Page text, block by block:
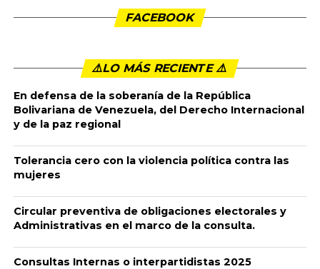
FACEBOOK
⚠️LO MÁS RECIENTE ⚠️️
En defensa de la soberanía de la República
Bolivariana de Venezuela, del Derecho Internacional
y de la paz regional
Tolerancia cero con la violencia política contra las
mujeres
Circular preventiva de obligaciones electorales y
Administrativas en el marco de la consulta.
Consultas Internas o interpartidistas 2025